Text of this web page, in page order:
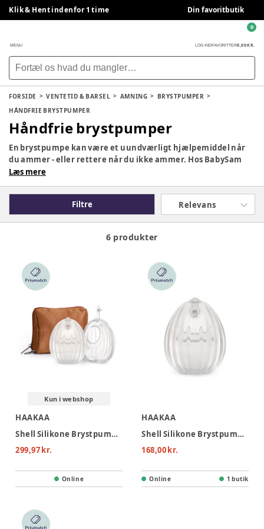
Klik & Hent indenfor 1 time Din favoritbutik
MENU LOG INDFAVORITTER0,00 KR.
0
FORSIDE VENTETID & BARSEL AMNING
BRYSTPUMPER
HÅNDFRIE BRYSTPUMPER
Håndfrie brystpumper
En brystpumpe kan være et uundværligt hjælpemiddel når
du ammer - eller rettere når du ikke ammer. Hos BabySam
har vi både manuelle brystpumper og elektriske
Læs mere
Filtre Relevans
6 produkter
Kun i webshop
HAAKAA
Shell Silikone Brystpumpe/opsamler 120ml - 2-pak
299,97 kr.
Online
HAAKAA
Shell Silikone Brystpumpe/opsamler 75ml
168,00 kr.
Online 1 butik